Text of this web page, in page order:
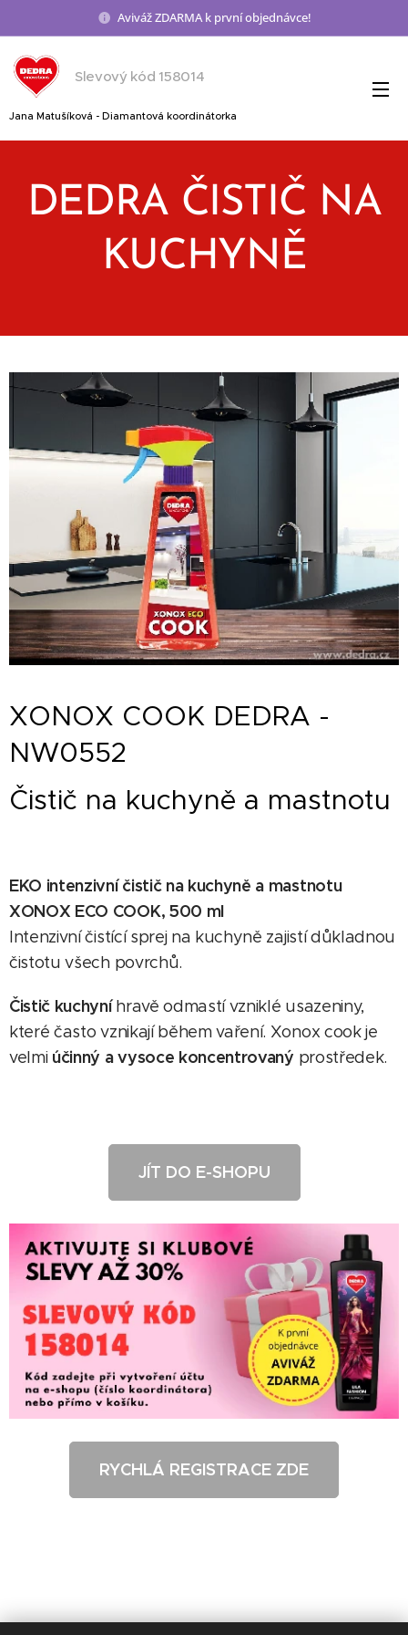
Aviváž ZDARMA k první objednávce!
Slevový kód 158014
Jana Matušíková - Diamantová koordinátorka
DEDRA ČISTIČ NA
KUCHYNĚ
XONOX COOK DEDRA -
NW0552
Čistič na kuchyně a mastnotu
EKO intenzivní čistič na kuchyně a mastnotu
XONOX ECO COOK, 500 ml
Intenzivní čistící sprej na kuchyně zajistí důkladnou
čistotu všech povrchů.
Čistič kuchyníhravě odmastí vzniklé usazeniny,
které často vznikají během vaření. Xonox cook je
velmi účinný a vysoce koncentrovaný prostředek.
JÍT DO E-SHOPU
RYCHLÁ REGISTRACE ZDE